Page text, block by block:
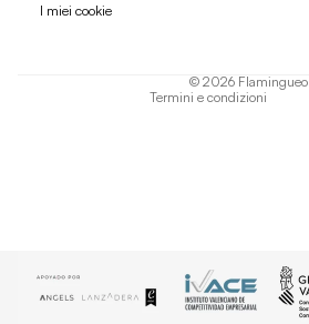
I miei cookie
© 2026 Flamingueo
Termini e condizioni